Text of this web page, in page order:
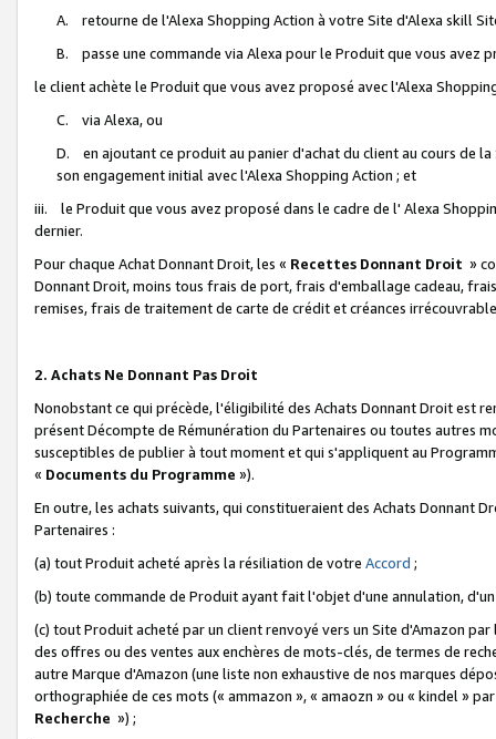
A. retourne de l'Alexa Shopping Action à votre Site d'Alexa skill
B. passe une commande via Alexa pour le Produit que vous avez
le client achète le Produit que vous avez proposé avec l'Alexa
C. via Alexa, ou
D. en ajoutant ce produit au panier d'achat du client au cours de
son engagement initial avec l'Alexa Shopping Action ; et
iii. le Produit que vous avez proposé dans le cadre de l' Alexa
dernier.
Pour chaque Achat Donnant Droit, les « Recettes Donnant Droit »
Donnant Droit, moins tous frais de port, frais d'emballage cadeau,
remises, frais de traitement de carte de crédit et créances
2. Achats Ne Donnant Pas Droit
Nonobstant ce qui précède, l'éligibilité des Achats Donnant Droit est
présent Décompte de Rémunération du Partenaires ou toutes autres
susceptibles de publier à tout moment et qui s'appliquent au
« Documents du Programme »).
En outre, les achats suivants, qui constitueraient des Achats Donnant
Partenaires :
(a) tout Produit acheté après la résiliation de votre Accord ;
(b) toute commande de Produit ayant fait l'objet d'une annulation,
(c) tout Produit acheté par un client renvoyé vers un Site d'Amazon
des offres ou des ventes aux enchères de mots-clés, de termes de
autre Marque d'Amazon (une liste non exhaustive de nos marques
orthographiée de ces mots (« ammazon », « amaozn » ou « kindel »
Recherche ») ;